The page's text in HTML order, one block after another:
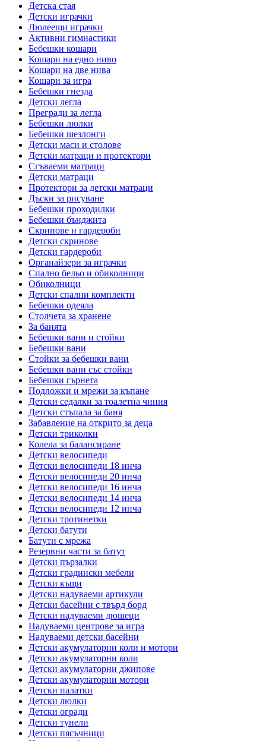
Детска стая
Детски играчки
Люлеещи играчки
Активни гимнастики
Бебешки кошари
Кошари на едно ниво
Кошари на две нива
Кошари за игра
Бебешки гнезда
Детски легла
Прегради за легла
Бебешки люлки
Бебешки шезлонги
Детски маси и столове
Детски матраци и протектори
Сгъваеми матраци
Детски матраци
Протектори за детски матраци
Дъски за рисуване
Бебешки проходилки
Бебешки бънджита
Скринове и гардероби
Детски скринове
Детски гардероби
Органайзери за играчки
Спално бельо и обиколници
Обиколници
Детски спални комплекти
Бебешки одеяла
Столчета за хранене
За банята
Бебешки вани и стойки
Бебешки вани
Стойки за бебешки вани
Бебешки вани със стойки
Бебешки гърнета
Подложки и мрежи за къпане
Детски седалки за тоалетна чиния
Детски стъпала за баня
Забавление на открито за деца
Детски триколки
Колела за балансиране
Детски велосипеди
Детски велосипеди 18 инча
Детски велосипеди 20 инча
Детски велосипеди 16 инча
Детски велосипеди 14 инча
Детски велосипеди 12 инча
Детски тротинетки
Детски батути
Батути с мрежа
Резервни части за батут
Детски пързалки
Детски градински мебели
Детски къщи
Детски надуваеми артикули
Детски басейни с твърд борд
Детски надуваеми дюшеци
Надуваеми центрове за игра
Надуваеми детски басейни
Детски акумулаторни коли и мотори
Детски акумулаторни коли
Детски акумулаторни джипове
Детски акумулаторни мотори
Детски палатки
Детски люлки
Детски огради
Детски тунели
Детски пясъчници